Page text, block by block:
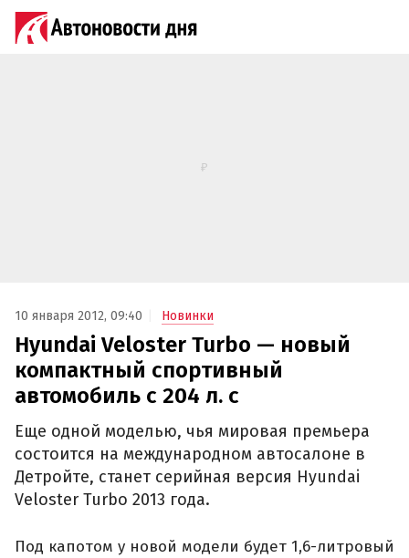
10 января 2012, 09:40 Новинки
Hyundai Veloster Turbo — новый
компактный спортивный
автомобиль с 204 л. с
Еще одной моделью, чья мировая премьера
состоится на международном автосалоне в
Детройте, станет серийная версия Hyundai
Veloster Turbo 2013 года.
Под капотом у новой модели будет 1,6-литровый